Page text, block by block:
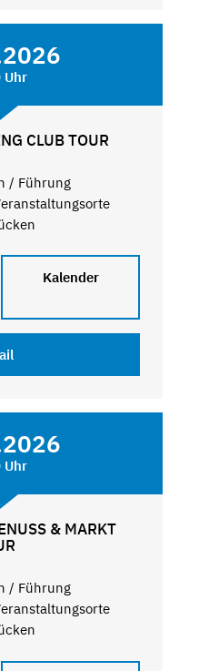
Uhr
CLUB TOUR
/ Führung
Kalender
Uhr
& MARKT
/ Führung